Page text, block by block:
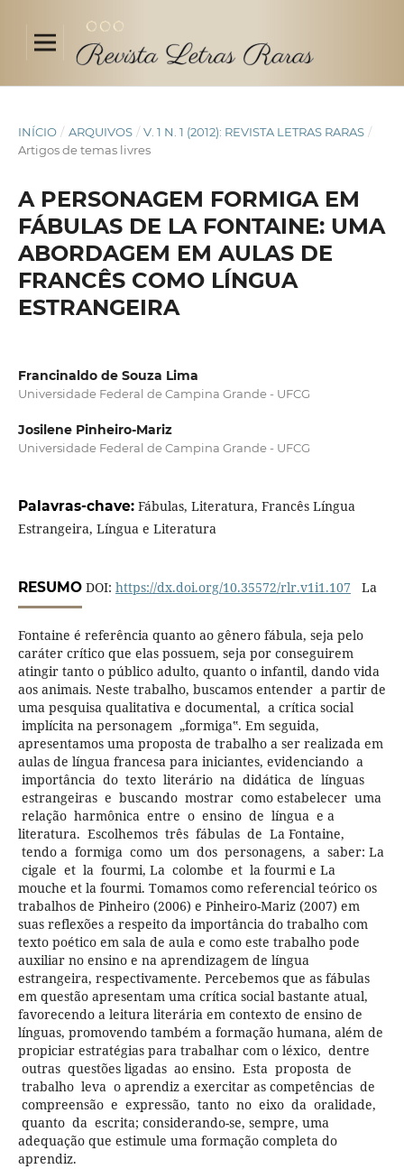
INÍCIO / ARQUIVOS / V. 1 N. 1 (2012): REVISTA LETRAS RARAS /
Artigos de temas livres
A PERSONAGEM FORMIGA EM
FÁBULAS DE LA FONTAINE: UMA
ABORDAGEM EM AULAS DE
FRANCÊS COMO LÍNGUA
ESTRANGEIRA
Francinaldo de Souza Lima
Universidade Federal de Campina Grande - UFCG
Josilene Pinheiro-Mariz
Universidade Federal de Campina Grande - UFCG
Palavras-chave: Fábulas, Literatura, Francês Língua
Estrangeira, Língua e Literatura
RESUMODOI: https://dx.doi.org/10.35572/rlr.v1i1.107 La
Fontaine é referência quanto ao gênero fábula, seja pelo
caráter crítico que elas possuem, seja por conseguirem
atingir tanto o público adulto, quanto o infantil, dando vida
aos animais. Neste trabalho, buscamos entender a partir de
uma pesquisa qualitativa e documental, a crítica social
implícita na personagem „formiga‟. Em seguida,
apresentamos uma proposta de trabalho a ser realizada em
aulas de língua francesa para iniciantes, evidenciando a
importância do texto literário na didática de línguas
estrangeiras e buscando mostrar como estabelecer uma
relação harmônica entre o ensino de língua e a
literatura. Escolhemos três fábulas de La Fontaine,
tendo a formiga como um dos personagens, a saber: La
cigale et la fourmi, La colombe et la fourmi e La
mouche et la fourmi. Tomamos como referencial teórico os
trabalhos de Pinheiro (2006) e Pinheiro-Mariz (2007) em
suas reflexões a respeito da importância do trabalho com
texto poético em sala de aula e como este trabalho pode
auxiliar no ensino e na aprendizagem de língua
estrangeira, respectivamente. Percebemos que as fábulas
em questão apresentam uma crítica social bastante atual,
favorecendo a leitura literária em contexto de ensino de
línguas, promovendo também a formação humana, além de
propiciar estratégias para trabalhar com o léxico, dentre
outras questões ligadas ao ensino. Esta proposta de
trabalho leva o aprendiz a exercitar as competências de
compreensão e expressão, tanto no eixo da oralidade,
quanto da escrita; considerando-se, sempre, uma
adequação que estimule uma formação completa do
aprendiz.